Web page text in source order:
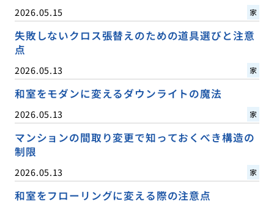
2026.05.15 家
失敗しないクロス張替えのための道具選びと注意
点
2026.05.13 家
和室をモダンに変えるダウンライトの魔法
2026.05.13 家
マンションの間取り変更で知っておくべき構造の
制限
2026.05.13 家
和室をフローリングに変える際の注意点